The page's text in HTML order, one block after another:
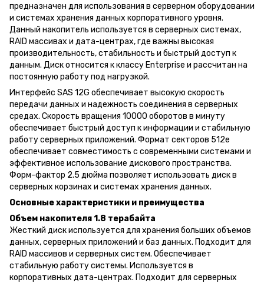
предназначен для использования в серверном оборудовании
и системах хранения данных корпоративного уровня.
Данный накопитель используется в серверных системах,
RAID массивах и дата-центрах, где важны высокая
производительность, стабильность и быстрый доступ к
данным. Диск относится к классу Enterprise и рассчитан на
постоянную работу под нагрузкой.
Интерфейс SAS 12G обеспечивает высокую скорость
передачи данных и надежность соединения в серверных
средах. Скорость вращения 10000 оборотов в минуту
обеспечивает быстрый доступ к информации и стабильную
работу серверных приложений. Формат секторов 512e
обеспечивает совместимость с современными системами и
эффективное использование дискового пространства.
Форм-фактор 2.5 дюйма позволяет использовать диск в
серверных корзинах и системах хранения данных.
Основные характеристики и преимущества
Объем накопителя 1.8 терабайта
Жесткий диск используется для хранения больших объемов
данных, серверных приложений и баз данных. Подходит для
RAID массивов и серверных систем. Обеспечивает
стабильную работу системы. Используется в
корпоративных дата-центрах. Подходит для серверных